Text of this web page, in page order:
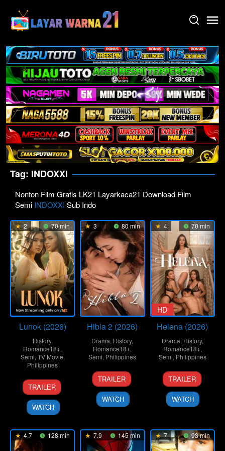
content
Tag: INDOXXI
Nonton Film Gratis LK21 Layarkaca21 Download Film
Semi INDOXXI Sub Indo
2 70 min
Lunok (2026)
History,
Romance18+,
Semi, TV Movie,
Philippines
17
Jul
2026
Rain
Yamson
TRAILER
WATCH
3 80 min
Hibla 2 (2026)
Drama, History,
Romance18+,
Semi, Philippines
30
Jun
2026
Topel
Lee
TRAILER
WATCH
4 70 min
HD
Helena (2026)
Drama, History,
Romance18+,
Semi, Philippines
3
Jul
2026
Omar
Deroca
TRAILER
WATCH
4.7 128 min 7.9 145 min 7 93 min